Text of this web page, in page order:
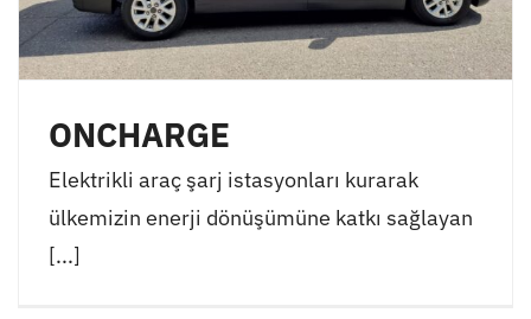
ONCHARGE
Elektrikli araç şarj istasyonları kurarak
ülkemizin enerji dönüşümüne katkı sağlayan
[...]